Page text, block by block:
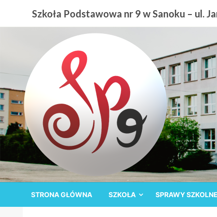
treści
Szkoła Podstawowa nr 9 w Sanoku – ul.
Szkoła Podstawowa
STRONA GŁÓWNA SZKOŁA SPRAWY SZKOLNE